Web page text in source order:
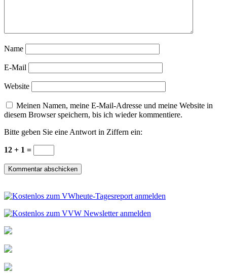
Name
E-Mail
Website
Meinen Namen, meine E-Mail-Adresse und meine Website in
diesem Browser speichern, bis ich wieder kommentiere.
Bitte geben Sie eine Antwort in Ziffern ein:
12 + 1 =